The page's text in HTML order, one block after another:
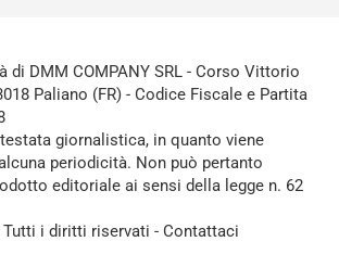
di DMM COMPANY SRL - Corso Vittorio
Paliano (FR) - Codice Fiscale e Partita
giornalistica, in quanto viene
periodicità. Non può pertanto
editoriale ai sensi della legge n. 62
i diritti riservati - Contattaci